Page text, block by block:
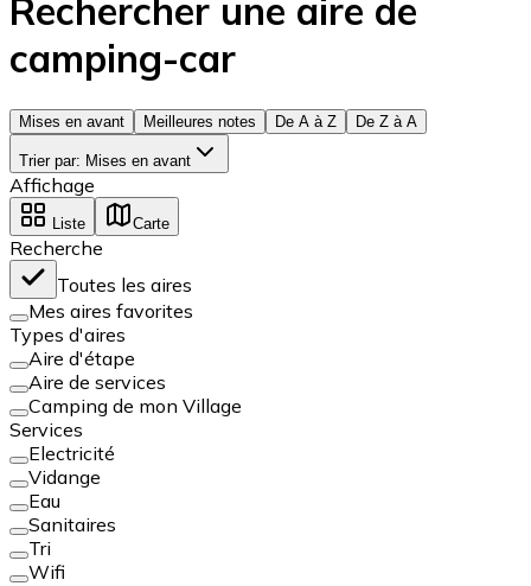
Rechercher une aire de
camping-car
Mises en avant Meilleures notes De A à Z De Z à A
Trier par: Mises en avant
Affichage
Liste Carte
Recherche
Toutes les aires
Mes aires favorites
Types d'aires
Aire d'étape
Aire de services
Camping de mon Village
Services
Electricité
Vidange
Eau
Sanitaires
Tri
Wifi